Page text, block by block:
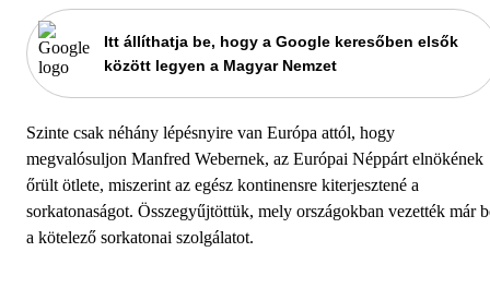
Itt állíthatja be, hogy a Google keresőben elsők
között legyen a Magyar Nemzet
Szinte csak néhány lépésnyire van Európa attól, hogy
megvalósuljon Manfred Webernek, az Európai Néppárt elnökének
őrült ötlete, miszerint az egész kontinensre kiterjesztené a
sorkatonaságot. Összegyűjtöttük, mely országokban vezették már
a kötelező sorkatonai szolgálatot.